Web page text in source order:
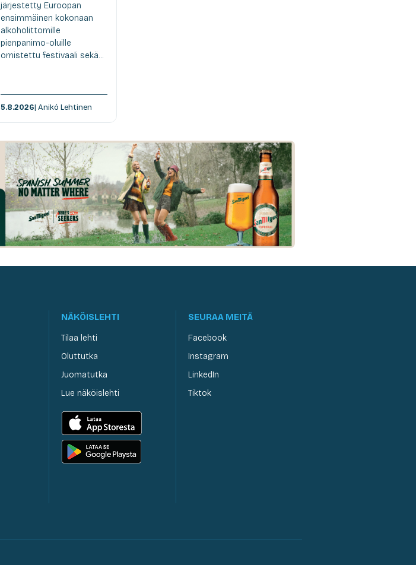
järjestetty Euroopan
ensimmäinen kokonaan
alkoholittomille
pienpanimo-oluille
omistettu festivaali sekä...
5.8.2026| Anikó Lehtinen
NÄKÖISLEHTI
Tilaa lehti
Oluttutka
Juomatutka
Lue näköislehti
SEURAA MEITÄ
Facebook
Instagram
LinkedIn
Tiktok